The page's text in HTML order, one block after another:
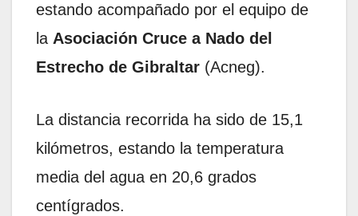
estando acompañado por el equipo de
la Asociación Cruce a Nado del
Estrecho de Gibraltar (Acneg).
La distancia recorrida ha sido de 15,1
kilómetros, estando la temperatura
media del agua en 20,6 grados
centígrados.